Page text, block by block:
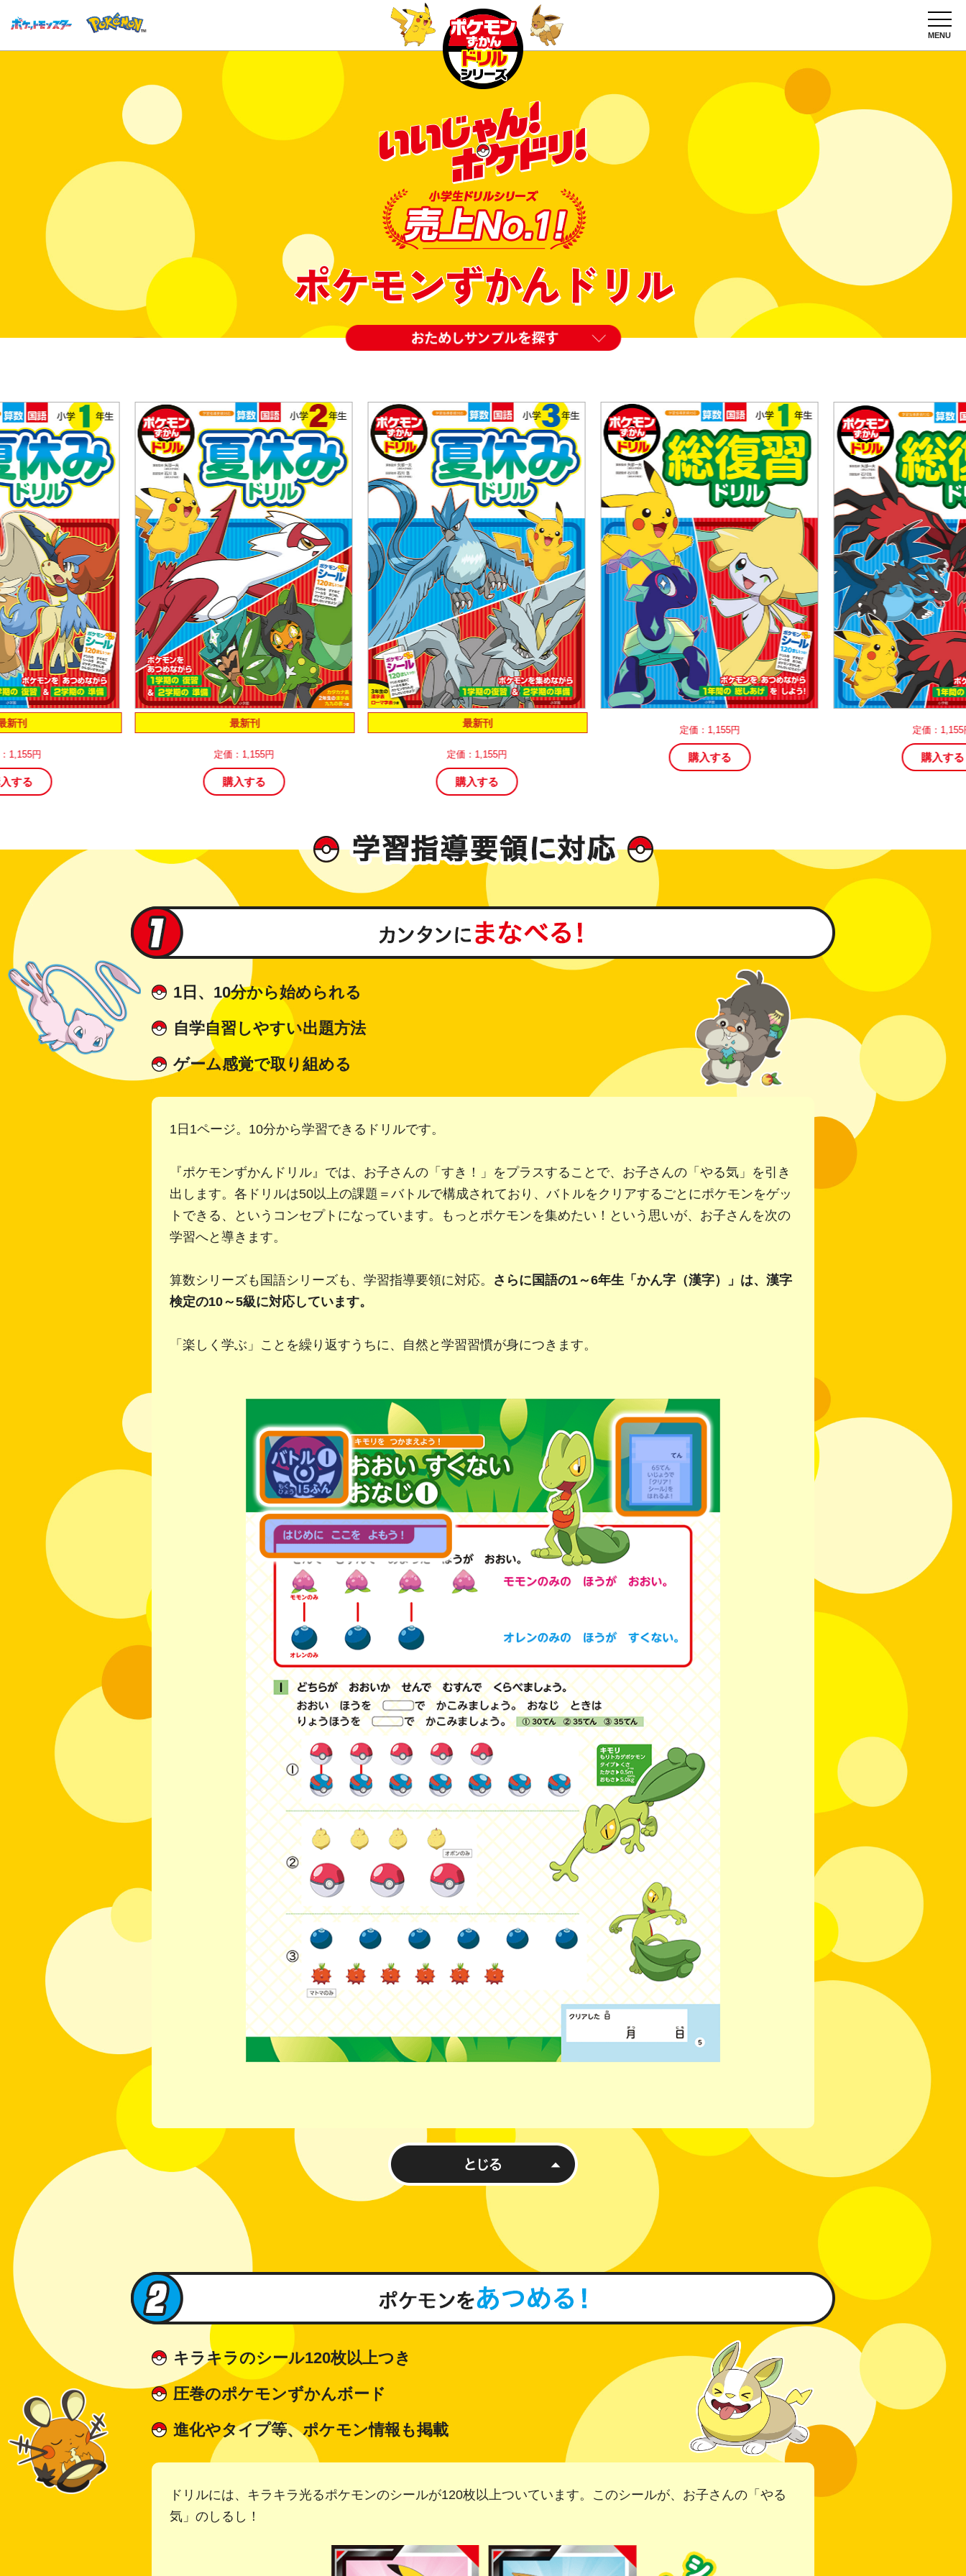
MENU
ポケモンずかんドリル
定価：1,155円
購入する
定価：1,155円
購入する
定価：1,155円
購入する
定価：1,155円
購入する
1日、10分から始められる
自学自習しやすい出題方法
ゲーム感覚で取り組める
1日1ページ。10分から学習できるドリルです。
『ポケモンずかんドリル』では、お子さんの「すき！」をプラスすることで、お子さんの「やる気」を引き
出します。各ドリルは50以上の課題＝バトルで構成されており、バトルをクリアするごとにポケモンをゲッ
トできる、というコンセプトになっています。もっとポケモンを集めたい！という思いが、お子さんを次の
学習へと導きます。
算数シリーズも国語シリーズも、学習指導要領に対応。 さらに国語の1～6年生「かん字（漢字）」は、漢字
検定の10～5級に対応しています。
「楽しく学ぶ」ことを繰り返すうちに、自然と学習習慣が身につきます。
キラキラのシール120枚以上つき
圧巻のポケモンずかんボード
進化やタイプ等、ポケモン情報も掲載
ドリルには、キラキラ光るポケモンのシールが120枚以上ついています。このシールが、お子さんの「やる
気」のしるし！